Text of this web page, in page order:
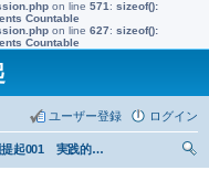
on line 571 : sizeof():
Countable
on line 627: sizeof():
Countable
ログイン
ユーザー登録
問題提起001 実践的な市民教育の充実を前提とした、政策形成過程への市民参加の推進